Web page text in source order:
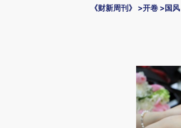
《财新周刊》 >开卷 >国风